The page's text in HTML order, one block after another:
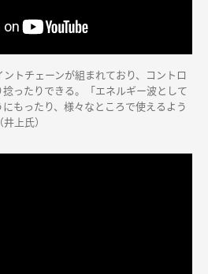
トチェーンが組まれており、コントロ
ったりできる。「エネルギー波として
もったり、様々なところで使えるよう
上氏）